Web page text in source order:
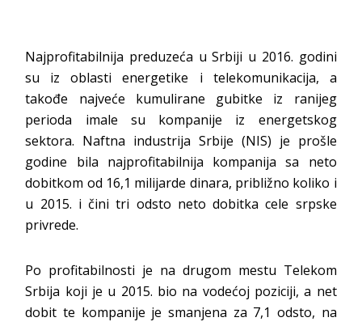
Najprofitabilnija preduzeća u Srbiji u 2016. godini
su iz oblasti energetike i telekomunikacija, a
takođe najveće kumulirane gubitke iz ranijeg
perioda imale su kompanije iz energetskog
sektora. Naftna industrija Srbije (NIS) je prošle
godine bila najprofitabilnija kompanija sa neto
dobitkom od 16,1 milijarde dinara, približno koliko i
u 2015. i čini tri odsto neto dobitka cele srpske
privrede.
Po profitabilnosti je na drugom mestu Telekom
Srbija koji je u 2015. bio na vodećoj poziciji, a net
dobit te kompanije je smanjena za 7,1 odsto, na